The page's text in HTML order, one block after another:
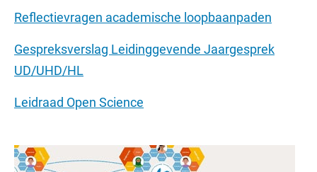
Reflectievragen academische loopbaanpaden
Gespreksverslag Leidinggevende Jaargesprek
UD/UHD/HL
Leidraad Open Science